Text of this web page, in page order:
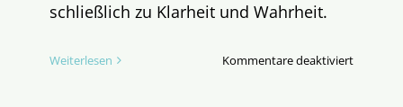
schließlich zu Klarheit und Wahrheit.
Weiterlesen Kommentare deaktiviertfür